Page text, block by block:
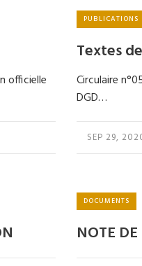
officielle
PUBLICATIONS
Textes
Circulaire
DGD…
SEP 29,
DOCUMENTS
NOTE